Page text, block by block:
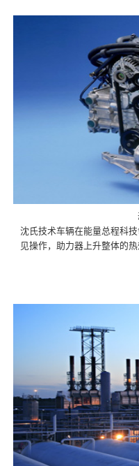
沈氏技术车辆在能量总程科
见操作，助力器上升整体的